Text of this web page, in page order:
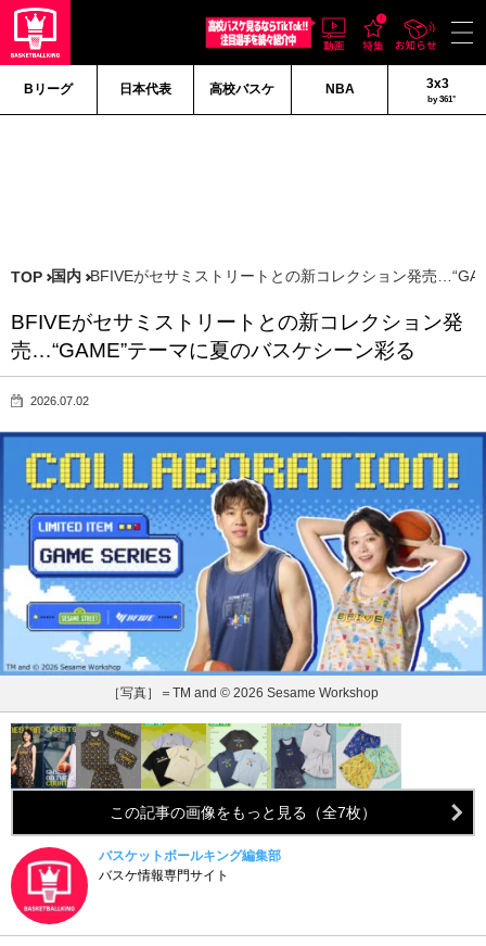
Bリーグ 日本代表 高校バスケ NBA 3x3
by 361°
TOP 国内 BFIVEがセサミストリートとの新コレクション発売
BFIVEがセサミストリートとの新コレクション発
売…“GAME”テーマに夏のバスケシーン彩る
2026.07.02
［写真］＝TM and © 2026 Sesame Workshop
この記事の画像をもっと見る（全7枚）
バスケットボールキング編集部
バスケ情報専門サイト